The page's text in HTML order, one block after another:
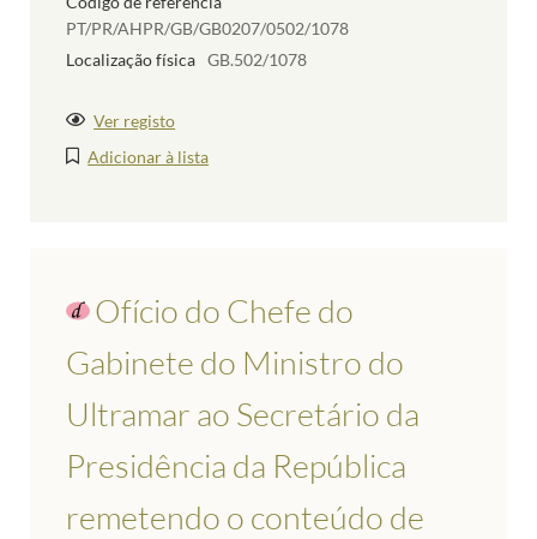
PT/PR/AHPR/GB/GB0207/0502/1078
Localização física GB.502/1078
Ver registo
Adicionar à lista
Ofício do Chefe do
Gabinete do Ministro do
Ultramar ao Secretário da
Presidência da República
remetendo o conteúdo de